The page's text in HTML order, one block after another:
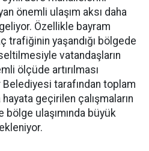
önemli ulaşım aksı daha
Özellikle bayram
trafiğinin yaşandığı bölgede
vatandaşların
ölçüde artırılması
Belediyesi tarafından toplam
hayata geçirilen çalışmaların
bölge ulaşımında büyük